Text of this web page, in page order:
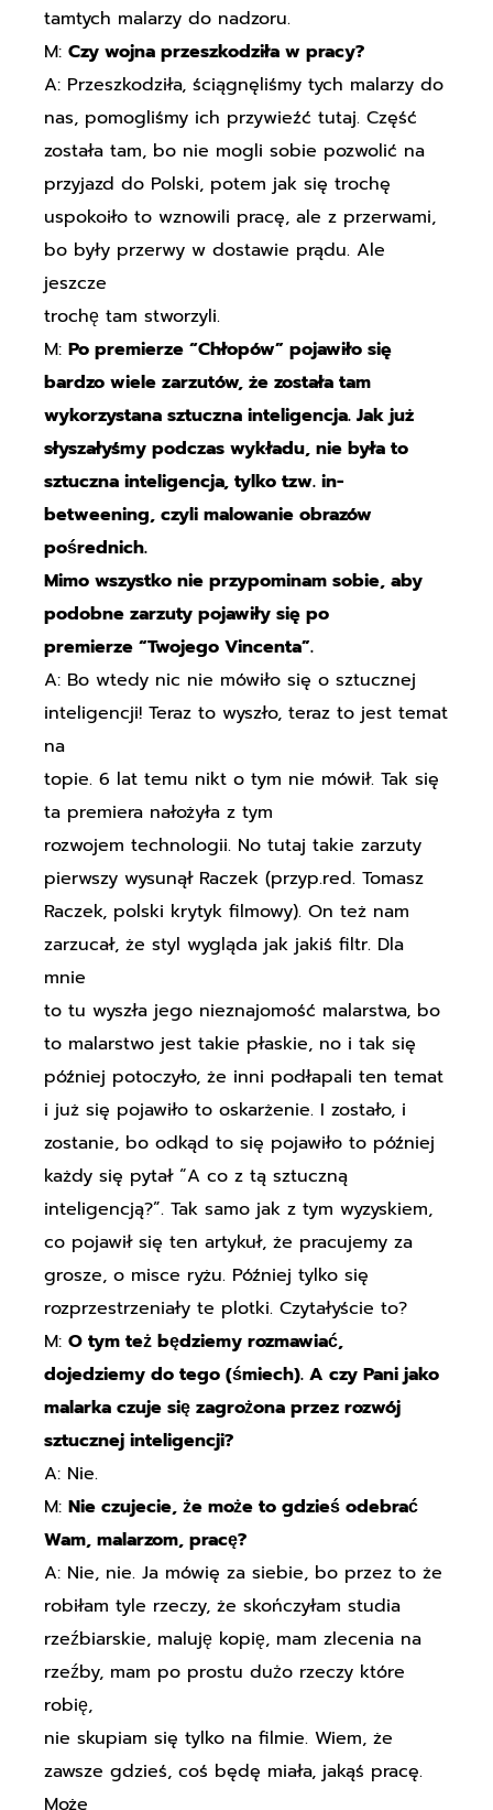
tamtych malarzy do nadzoru.
M: Czy wojna przeszkodziła w pracy?
A: Przeszkodziła, ściągnęliśmy tych malarzy do
nas, pomogliśmy ich przywieźć tutaj. Część
została tam, bo nie mogli sobie pozwolić na
przyjazd do Polski, potem jak się trochę
uspokoiło to wznowili pracę, ale z przerwami,
bo były przerwy w dostawie prądu. Ale
jeszcze
trochę tam stworzyli.
M: Po premierze “Chłopów” pojawiło się
bardzo wiele zarzutów, że została tam
wykorzystana sztuczna inteligencja. Jak już
słyszałyśmy podczas wykładu, nie była to
sztuczna inteligencja, tylko tzw. in-
betweening, czyli malowanie obrazów
pośrednich.
Mimo wszystko nie przypominam sobie, aby
podobne zarzuty pojawiły się po
premierze “Twojego Vincenta”.
A: Bo wtedy nic nie mówiło się o sztucznej
inteligencji! Teraz to wyszło, teraz to jest temat
na
topie. 6 lat temu nikt o tym nie mówił. Tak się
ta premiera nałożyła z tym
rozwojem technologii. No tutaj takie zarzuty
pierwszy wysunął Raczek (przyp.red. Tomasz
Raczek, polski krytyk filmowy). On też nam
zarzucał, że styl wygląda jak jakiś filtr. Dla
mnie
to tu wyszła jego nieznajomość malarstwa, bo
to malarstwo jest takie płaskie, no i tak się
później potoczyło, że inni podłapali ten temat
i już się pojawiło to oskarżenie. I zostało, i
zostanie, bo odkąd to się pojawiło to później
każdy się pytał “A co z tą sztuczną
inteligencją?”. Tak samo jak z tym wyzyskiem,
co pojawił się ten artykuł, że pracujemy za
grosze, o misce ryżu. Później tylko się
rozprzestrzeniały te plotki. Czytałyście to?
M: O tym też będziemy rozmawiać,
dojedziemy do tego (śmiech). A czy Pani jako
malarka czuje się zagrożona przez rozwój
sztucznej inteligencji?
A: Nie.
M: Nie czujecie, że może to gdzieś odebrać
Wam, malarzom, pracę?
A: Nie, nie. Ja mówię za siebie, bo przez to że
robiłam tyle rzeczy, że skończyłam studia
rzeźbiarskie, maluję kopię, mam zlecenia na
rzeźby, mam po prostu dużo rzeczy które
robię,
nie skupiam się tylko na filmie. Wiem, że
zawsze gdzieś, coś będę miała, jakąś pracę.
Może